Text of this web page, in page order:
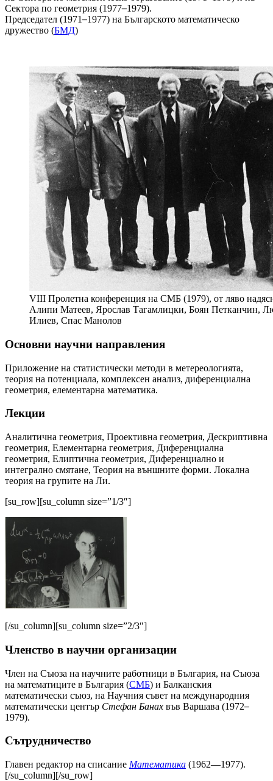
Сектора по геометрия (1977–1979).
Председател (1971–1977) на Българското математическо
дружество (БМД)
VIII Пролетна конференция на СМБ (1979), от ляво
Алипи Матеев, Ярослав Тагамлицки, Боян Петканчин,
Илиев, Спас Манолов
Основни научни направления
Приложение на статистически методи в метереологията,
теория на потенциала, комплексен анализ, диференциална
геометрия, елементарна математика.
Лекции
Аналитична геометрия, Проективна геометрия, Дескриптивна
геометрия, Елементарна геометрия, Дифе­ренциална
геометрия, Елиптична геометрия, Диференциално и
интегрално смятане, Теория на външните форми. Локална
теория на групите на Ли.
[su_row][su_column size=”1/3″]
[/su_column][su_column size=”2/3″]
Членство в научни организации
Член на Съюза на научните работници в България, на Съюза
на математиците в България (СМБ) и Балканския
математически съюз, на Научния съвет на международния
математически център Стефан Банах във Варшава (1972–
1979).
Сътрудничество
Главен редактор на списание Матема­тика (1962—1977).
[/su_column][/su_row]